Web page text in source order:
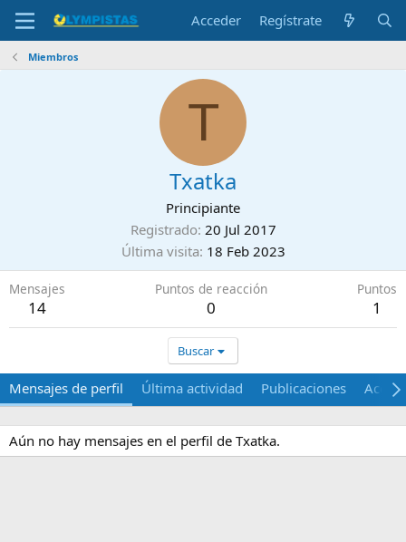
Acceder Regístrate
Miembros
T
Txatka
Principiante
Registrado 20 Jul 2017
Última visita 18 Feb 2023
Mensajes
14
Puntos de reacción
0
Puntos
1
Buscar
Mensajes de perfil Última actividad Publicaciones Acerca
Aún no hay mensajes en el perfil de Txatka.